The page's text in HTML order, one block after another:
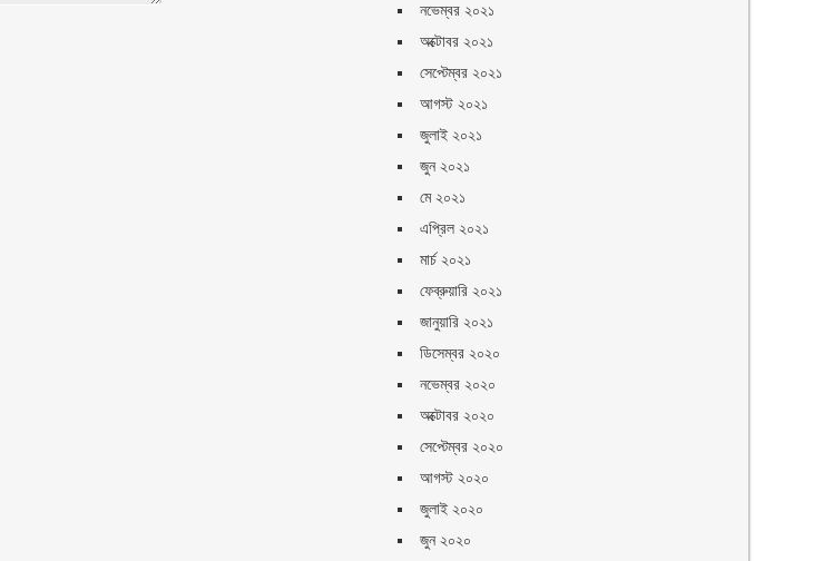
নভেম্বর ২০২১
অক্টোবর ২০২১
সেপ্টেম্বর ২০২১
আগস্ট ২০২১
জুলাই ২০২১
জুন ২০২১
মে ২০২১
এপ্রিল ২০২১
মার্চ ২০২১
ফেব্রুয়ারি ২০২১
জানুয়ারি ২০২১
ডিসেম্বর ২০২০
নভেম্বর ২০২০
অক্টোবর ২০২০
সেপ্টেম্বর ২০২০
আগস্ট ২০২০
জুলাই ২০২০
জুন ২০২০